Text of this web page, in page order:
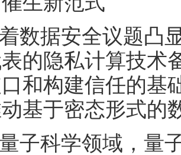
数据安全议题凸
的隐私计算技术
和构建信任的基
基于密态形式的
子科学领域，量